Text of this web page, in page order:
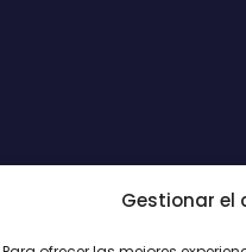
Gestionar el